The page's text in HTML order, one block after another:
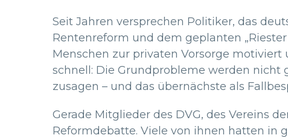
Seit Jahren versprechen Politiker, das
Rentenreform und dem geplanten
Menschen zur privaten Vorsorge
schnell: Die Grundprobleme werden nicht
zusagen – und das übernächste als
Gerade Mitglieder des DVG, des Vereins
Reformdebatte. Viele von ihnen hatten in